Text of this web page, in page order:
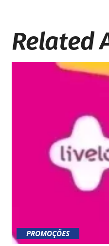
Related
PROMOÇÕES